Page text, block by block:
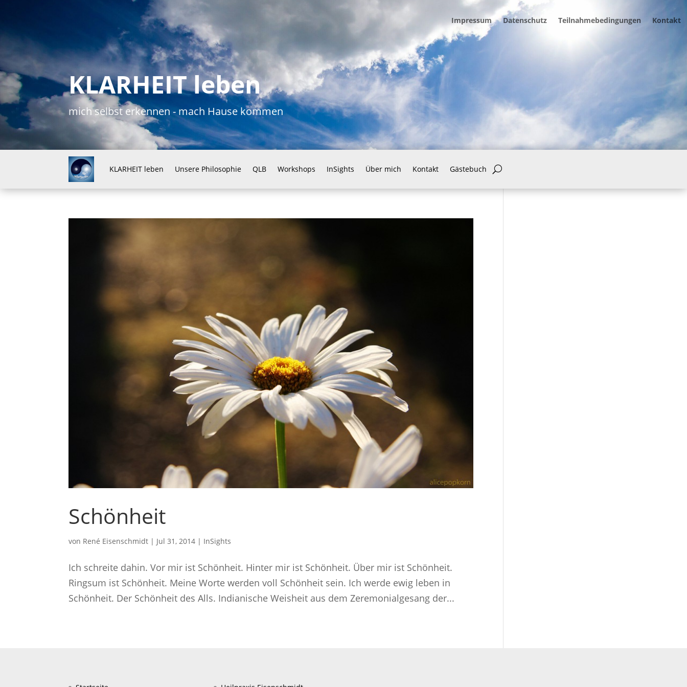
Impressum Datenschutz Teilnahmebedingungen Kontakt
KLARHEIT leben
mich selbst erkennen - mach Hause kommen
KLARHEIT leben Unsere Philosophie QLB Workshops InSights Über mich Kontakt Gästebuch
Schönheit
von René Eisenschmidt | Jul 31, 2014 | InSights
Ich schreite dahin. Vor mir ist Schönheit. Hinter mir ist Schönheit. Über mir ist Schönheit.
Ringsum ist Schönheit. Meine Worte werden voll Schönheit sein. Ich werde ewig leben in
Schönheit. Der Schönheit des Alls. Indianische Weisheit aus dem Zeremonialgesang der...